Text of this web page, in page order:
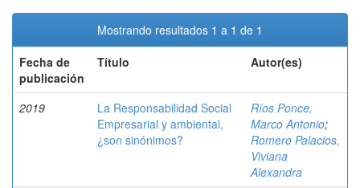
Mostrando resultados 1 a 1 de 1
Fecha de
publicación
Título Autor(es)
2019
La Responsabilidad Social
Empresarial y ambiental,
¿son sinónimos?
Ríos Ponce,
Marco Antonio;
Romero Palacios,
Viviana
Alexandra